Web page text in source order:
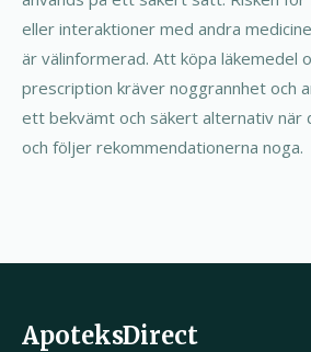
eller interaktioner med andra
är välinformerad. Att köpa läkemedel
prescription kräver noggrannhet och
ett bekvämt och säkert alternativ när
och följer rekommendationerna noga.
ApoteksDirect